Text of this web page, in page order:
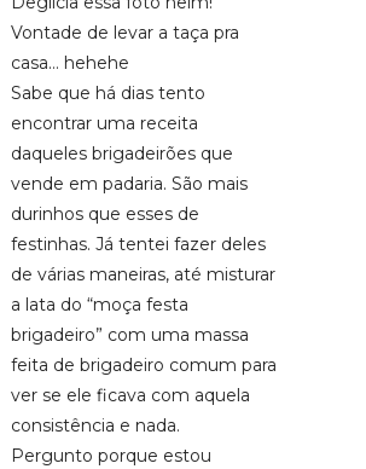
Vontade de levar a taça pra
casa… hehehe
Sabe que há dias tento
encontrar uma receita
daqueles brigadeirões que
vende em padaria. São mais
durinhos que esses de
festinhas. Já tentei fazer deles
de várias maneiras, até misturar
a lata do “moça festa
brigadeiro” com uma massa
feita de brigadeiro comum para
ver se ele ficava com aquela
consistência e nada.
Pergunto porque estou